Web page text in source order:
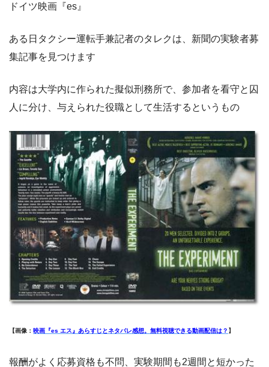
ドイツ映画『es』
ある日タクシー運転手兼記者のタレクは、新聞の実験者募
集記事を見つけます
内容は大学内に作られた擬似刑務所で、参加者を看守と囚
人に分け、与えられた役職として生活するというもの
【画像： 映画『es エス』あらすじとネタバレ感想。無料視聴できる動画配信は？ 】
報酬がよく応募資格も不問、実験期間も2週間と短かった